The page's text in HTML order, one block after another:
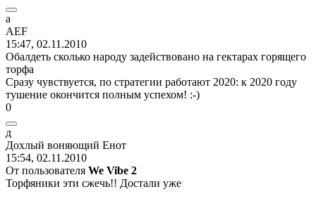
a
AEF
15:47, 02.11.2010
Обалдеть сколько народу задействовано на гектарах горящего
торфа
Сразу чувствуется, по стратегии работают 2020: к 2020 году
тушение окончится полным успехом! :-)
0
д
Дохлый воняющий Енот
15:54, 02.11.2010
От пользователя We Vibe 2
Торфяники эти сжечь!! Достали уже